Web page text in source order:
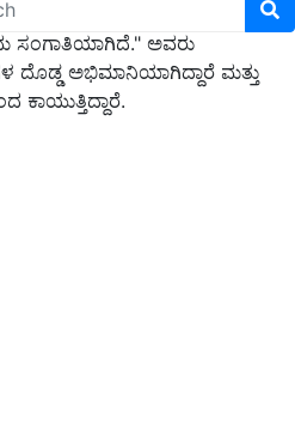
"ಮಹೀಂದ್ರ ಕೇವಲ ಯಂತ್ರವಲ್ಲ,
ಸಂಗಾತಿಯಾಗಿದೆ." ಅವರು
ದೊಡ್ಡ ಅಭಿಮಾನಿಯಾಗಿದ್ದಾರೆ ಮತ್ತು
ಕಾಯುತ್ತಿದ್ದಾರೆ.